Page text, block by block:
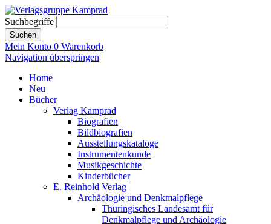
Suchbegriffe
Suchen
Mein Konto 0 Warenkorb
Navigation überspringen
Home
Neu
Bücher
Verlag Kamprad
Biografien
Bildbiografien
Ausstellungskataloge
Instrumentenkunde
Musikgeschichte
Kinderbücher
E. Reinhold Verlag
Archäologie und Denkmalpflege
Thüringisches Landesamt für
Denkmalpflege und Archäologie